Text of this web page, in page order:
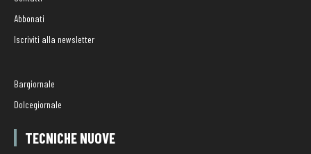
Abbonati
Iscriviti alla newsletter
Bargiornale
Dolcegiornale
TECNICHE NUOVE